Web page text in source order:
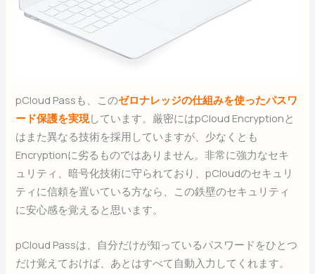
pCloud Passも、このゼロナレッジの仕組みを使ったパスワ
ード保護を実現しています。厳密にはpCloud Encryptionと
はまた異なる技術を採用していますが、少なくとも
Encryptionに劣るものではありません。非常に強力なセキ
ュリティ、暗号化技術に守られており、pCloudのセキュリ
ティに信頼を置いている方なら、この鉄壁のセキュリティ
に安心感を覚えると思います。
pCloud Passは、自分だけが知っているパスワードをひとつ
だけ覚えておけば、あとはすべて自動入力してくれます。